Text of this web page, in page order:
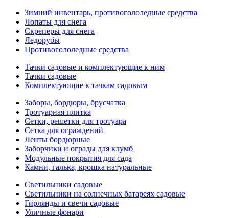
Зимний инвентарь, противогололедные средства
Лопаты для снега
Скреперы для снега
Ледорубы
Противогололедные средства
Тачки садовые и комплектующие к ним
Тачки садовые
Комплектующие к тачкам садовым
Заборы, бордюры, брусчатка
Тротуарная плитка
Сетки, решетки для тротуара
Сетка для ограждений
Ленты бордюрные
Заборчики и ограды для клумб
Модульные покрытия для сада
Камни, галька, крошка натуральные
Светильники садовые
Светильники на солнечных батареях садовые
Гирлянды и свечи садовые
Уличные фонари